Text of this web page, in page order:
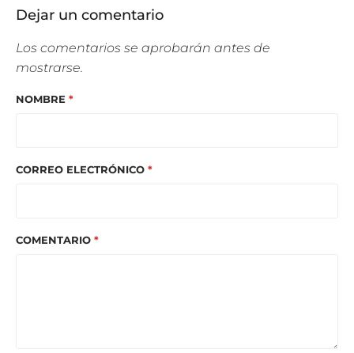
Dejar un comentario
Los comentarios se aprobarán antes de
mostrarse.
NOMBRE *
CORREO ELECTRÓNICO *
COMENTARIO *